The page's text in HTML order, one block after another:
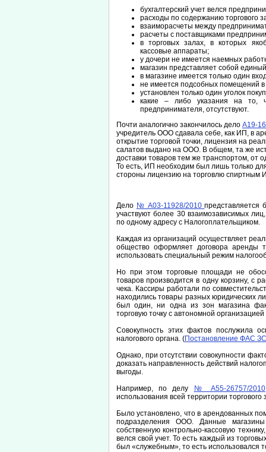
бухгалтерский учет велся
расходы по содержанию торгового
взаиморасчеты между
расчеты с поставщиками
в торговых залах, в которых
кассовые аппараты;
у дочери не имеется наемных
магазин представляет собой
в магазине имеется только один
не имеется подсобных помещений в
установлен только один уголок
какие – либо указания на то,
предпринимателя, отсутствуют.
Почти аналогично закончилось дело А19-
учредитель ООО сдавала себе, как ИП, в
открытие торговой точки, лицензия на
салатов выдано на ООО. В общем, та же
доставки товаров тем же транспортом, от
То есть, ИП необходим был лишь только
стороны лицензию на торговлю спиртным
Дело № А03-11928/2010представляется
участвуют более 30 взаимозависимых
по одному адресу с Налогоплательщиком.
Каждая из организаций осуществляет
общество оформляет договора аренды
использовать специальный режим
Но при этом торговые площади не
товаров производится в одну корзину, с
чека. Кассиры работали по
находились товары разных юридических
был один, ни одна из зон магазина
торговую точку с автономной организацией
Совокупность этих фактов послужила
налогового органа. (Постановление ФАС
Однако, при отсутствии совокупности
доказать направленность действий
выгоды.
Например, по делу
№ А55-26757/2010
использования всей территории
Было установлено, что в арендованных
подразделения ООО. Данные
собственную контрольно-кассовую
велся свой учет. То есть каждый из
был «служебным», то есть использовался